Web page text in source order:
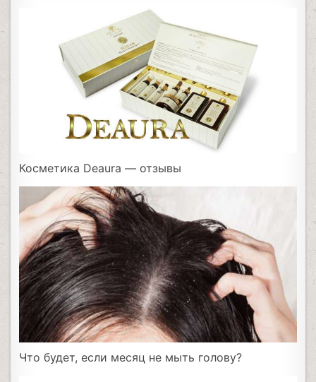
Косметика Deaura — отзывы
Что будет, если месяц не мыть голову?